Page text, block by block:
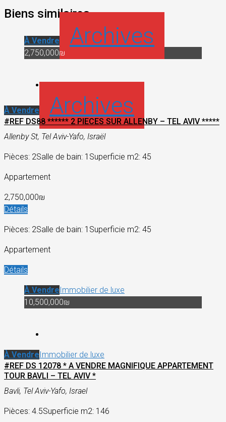
Biens similaires
À Vendre Archives
2,750,000₪
À Vendre Archives
#REF DS88 ****** 2 PIECES SUR ALLENBY – TEL AVIV *****
Allenby St, Tel Aviv-Yafo, Israël
Pièces: 2Salle de bain: 1 Superficie m2: 45
Appartement
2,750,000₪
Détails
Pièces: 2Salle de bain: 1 Superficie m2: 45
Appartement
Détails
À VendreImmobilier de luxe
10,500,000₪
À VendreImmobilier de luxe
#REF DS 12078 * A VENDRE MAGNIFIQUE APPARTEMENT
TOUR BAVLI – TEL AVIV *
Bavli, Tel Aviv-Yafo, Israel
Pièces: 4.5Superficie m2: 146